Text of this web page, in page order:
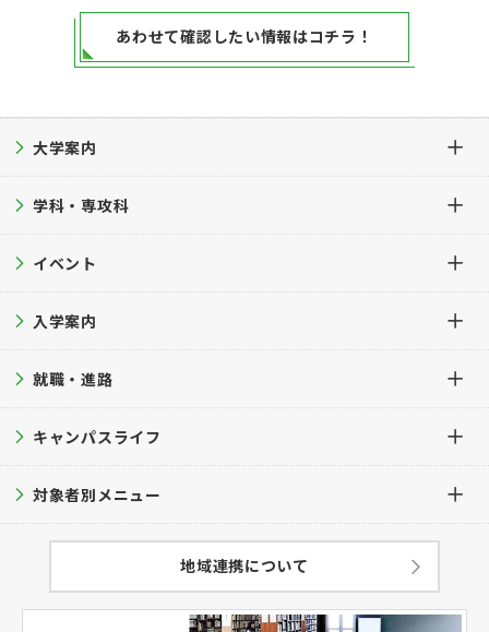
あわせて確認したい情報はコチラ！
大学案内
大学案内TOP
建学の精神・教育理念・教育目的
沿革
学長挨拶
公的研究費等の管理・運営方針
学科・学生数
教育方針
学修成果の評価に関する方針
（アセスメントプラン）
学科・専攻科
学科・専攻科TOP
保育学科
芸術表現学科
専攻科 デザイン専攻
イベント
イベントTOP
オープンキャンパス
進学相談会
大学見学
入学案内
入学案内TOP
募集要項
入試ガイド
過去問題集
出願方法
就職・進路
就職・進路TOP
就職支援サポート
キャンパスライフ
キャンパスライフTOP
学生サポート
対象者別メニュー
卒業生の方へ
地域連携について